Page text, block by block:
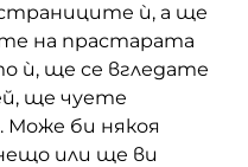
ѝ, а ще
на прастарата
ѝ, ще се вгледате
ще чуете
би някоя
или ще ви